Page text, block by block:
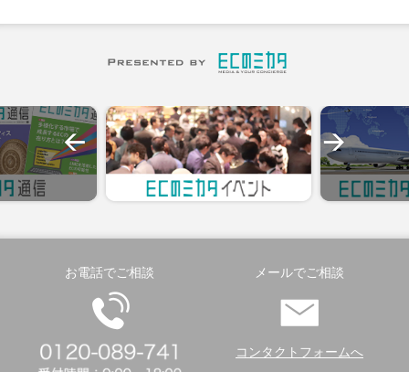
お電話でご相談 メールでご相談
コンタクトフォームへ